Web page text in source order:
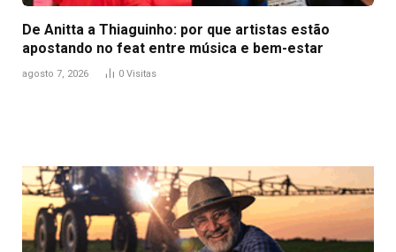
De Anitta a Thiaguinho: por que artistas estão
apostando no feat entre música e bem-estar
agosto 7, 2026 0 Visitas